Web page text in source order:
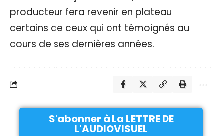
producteur fera revenir en plateau
certains de ceux qui ont témoignés au
cours de ses dernières années.
S'abonner à La LETTRE DE
L'AUDIOVISUEL